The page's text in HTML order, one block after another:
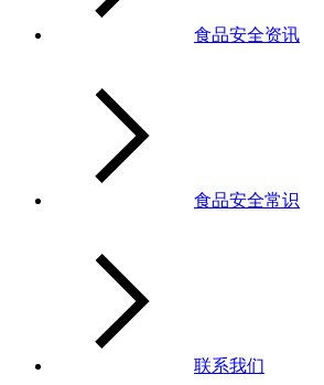
食品安全资讯
食品安全常识
联系我们